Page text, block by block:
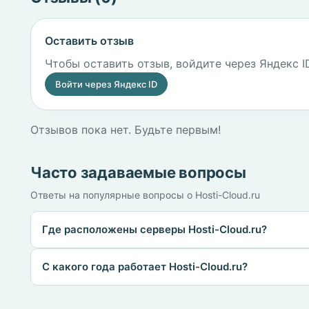
Оставить отзыв
Чтобы оставить отзыв, войдите через Яндекс
Войти через Яндекс ID
Отзывов пока нет. Будьте первым!
Часто задаваемые вопросы
Ответы на популярные вопросы о Hosti-Cloud.ru
Где расположены серверы Hosti-Cloud.ru?
С какого года работает Hosti-Cloud.ru?